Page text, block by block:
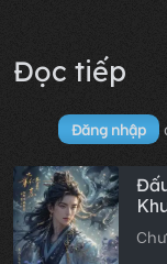
Đọc tiếp
Đăng nhập